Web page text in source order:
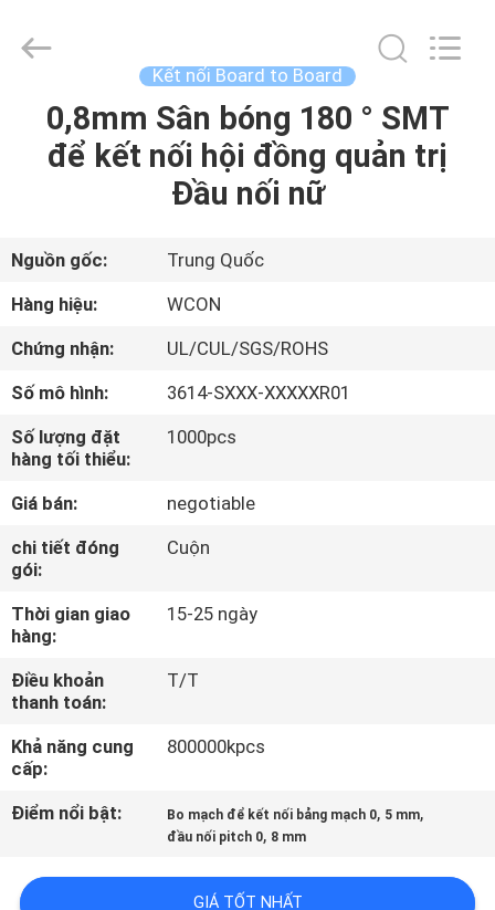
TRANG
CHỦ
SẢN
PHẨM
CHÚNG
TÔI
THAM
QUAN
MÁY
KIỂM
SOÁT
CHẤT
LƯỢNG
LIÊN
GUANGDONG)
Reserved.
Kết nối Board to Board
0,8mm Sân bóng 180 ° SMT
để kết nối hội đồng quản trị
Đầu nối nữ
Nguồn gốc:
Trung Quốc
Hàng hiệu:
WCON
Chứng nhận:
UL/CUL/SGS/ROHS
Số mô hình:
3614-SXXX-XXXXXR01
Số lượng đặt
hàng tối thiểu:
1000pcs
Giá bán:
negotiable
chi tiết đóng
gói:
Cuộn
Thời gian giao
hàng:
15-25 ngày
Điều khoản
thanh toán:
T/T
Khả năng cung
cấp:
800000kpcs
Điểm nổi bật: Bo mạch để kết nối bảng mạch 0, 5 mm,
đầu nối pitch 0, 8 mm
GIÁ TỐT NHẤT